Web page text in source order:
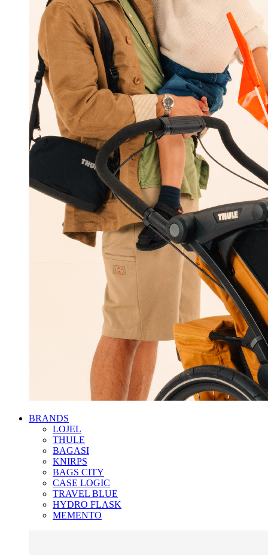
BRANDS
LOJEL
THULE
BAGASI
KNIRPS
BAGS CITY
CASE LOGIC
TRAVEL BLUE
HYDRO FLASK
MEMENTO